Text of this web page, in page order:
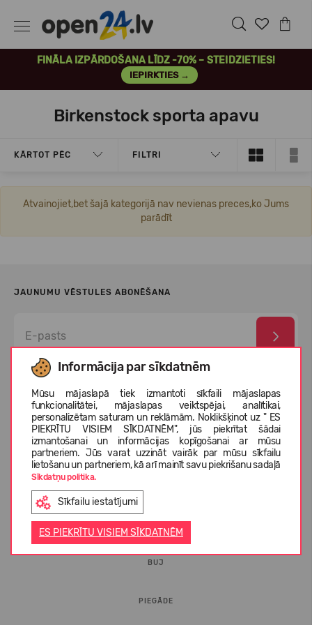
FINĀLA IZPĀRDOŠANA LĪDZ -70% – STEIDZIETIES!
IEPIRKTIES →
Informācija par sīkdatnēm
Mūsu mājaslapā tiek izmantoti sīkfaili mājaslapas
funkcionalitātei, mājaslapas veiktspējai, analītikai,
personalizētam saturam un reklāmām. Noklikšķinot uz " ES
PIEKRĪTU VISIEM SĪKDATNĒM", jūs piekrītat šādai
izmantošanai un informācijas kopīgošanai ar mūsu
partneriem. Jūs varat uzzināt vairāk par mūsu sīkfailu
lietošanu un partneriem, kā arī mainīt savu piekrišanu sadaļā
Sīkdatņu politika.
Sīkfailu iestatījumi
ES PIEKRĪTU VISIEM SĪKDATNĒM
Birkenstock sporta apavu
KĀRTOT PĒC FILTRI
Atvainojiet,bet šajā kategorijā nav nevienas preces,ko Jums
parādīt
JAUNUMU VĒSTULES ABONĒŠANA
Esmu izlasījis un piekrītuprivātuma politika
datu aizsardzības noteikumi
BUJ
PIEGĀDE